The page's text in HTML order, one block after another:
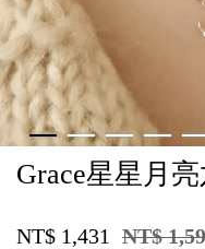
Grace星星月
NT$ 1,431 NT$